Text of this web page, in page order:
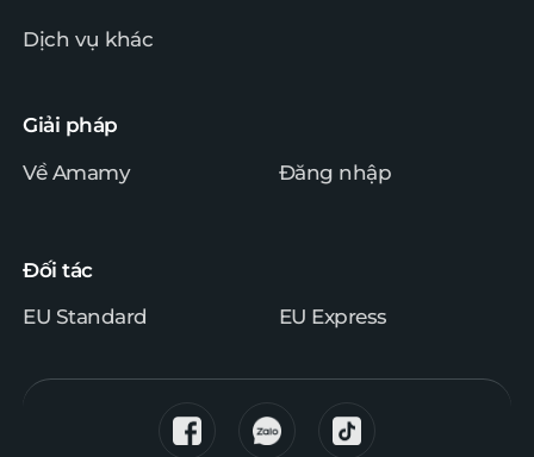
Dịch vụ khác
Giải pháp
Về Amamy
Đăng nhập
Đối tác
EU Standard
EU Express